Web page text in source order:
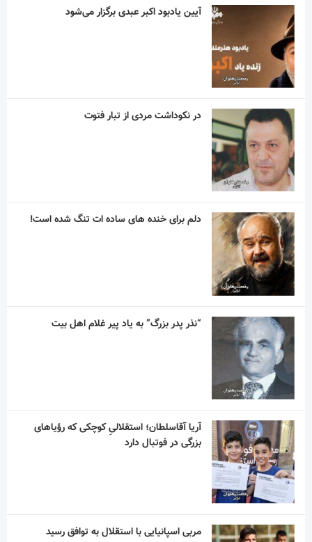
آیین یادبود اکبر عبدی برگزار می‌شود
در نکوداشت مردی از تبار فتوت
دلم برای خنده های ساده ات تنگ شده است!
“نذر پدر بزرگ” به یاد پیر غلام اهل بیت
آریا آقاسلطان؛ استقلالیِ کوچکی که رؤیاهای
بزرگی در فوتبال دارد
مربی اسپانیایی با استقلال به توافق رسید